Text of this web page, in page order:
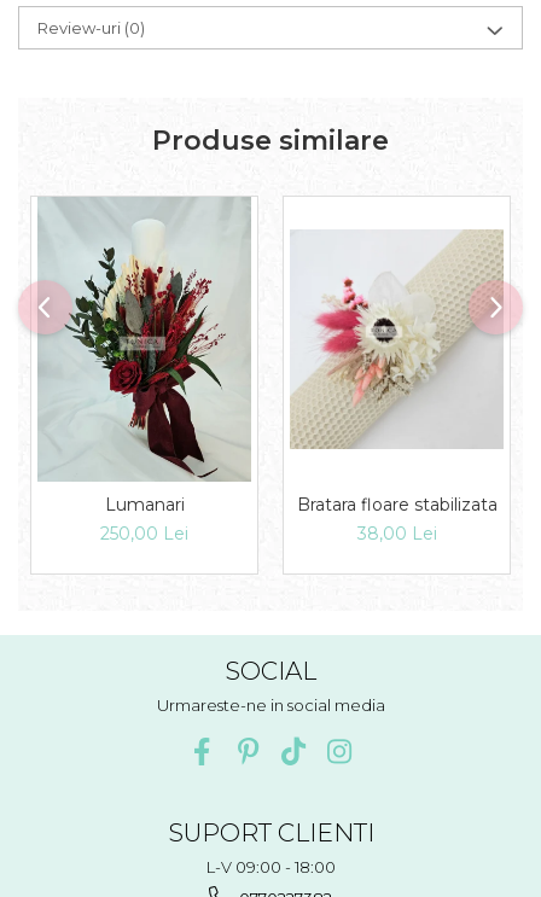
Review-uri (0)
Produse similare
Lumanari
250,00 Lei
Bratara floare stabilizata
38,00 Lei
SOCIAL
Urmareste-ne in social media
SUPORT CLIENTI
L-V 09:00 - 18:00